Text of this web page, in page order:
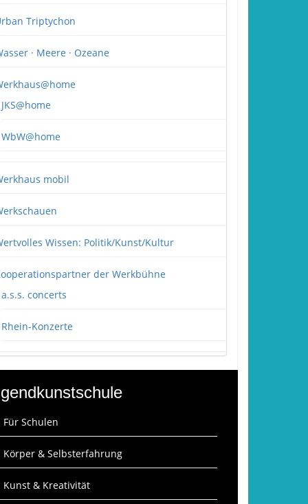
Triptychon
· Meere · Ozeane
JKS@home
WbW@home
mobil
Wissen: Politik/Kunst/Kultur
der Werkbühne
a.s.s. concerts
Rhein-Konzerte
Für Schulen
Körper & Selbsterfahrung
Kunst & Kreativität